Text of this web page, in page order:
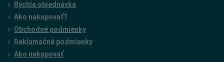
Rýchla objednávka
Ako nakupovať?
Obchodné podmienky
Reklamačné podmienky
Ako nakupovať